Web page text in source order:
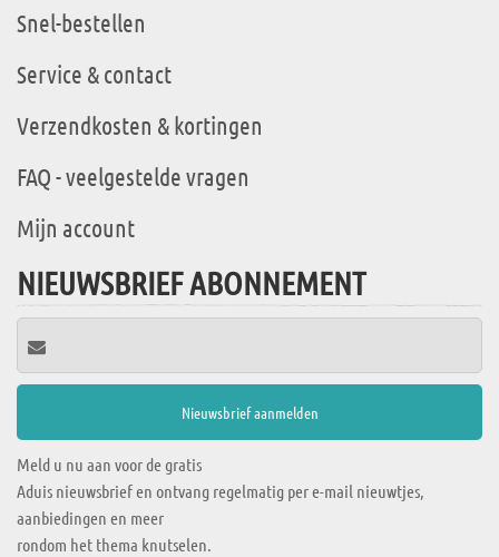
Snel-bestellen
Service & contact
Verzendkosten & kortingen
FAQ - veelgestelde vragen
Mijn account
NIEUWSBRIEF ABONNEMENT
Meld u nu aan voor de gratis
Aduis nieuwsbrief en ontvang regelmatig per e-mail nieuwtjes,
aanbiedingen en meer
rondom het thema knutselen.